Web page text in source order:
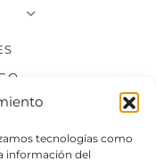
tecnologías como
información del